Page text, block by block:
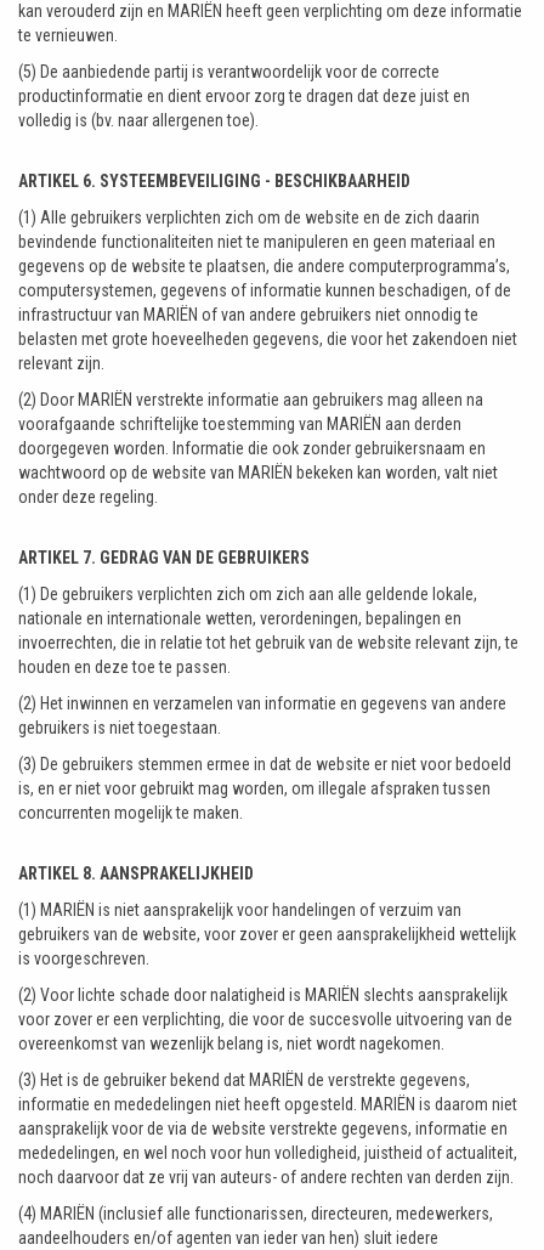
kan verouderd zijn en MARIËN heeft geen verplichting om deze informatie
te vernieuwen.
(5) De aanbiedende partij is verantwoordelijk voor de correcte
productinformatie en dient ervoor zorg te dragen dat deze juist en
volledig is (bv. naar allergenen toe).
ARTIKEL 6. SYSTEEMBEVEILIGING - BESCHIKBAARHEID
(1) Alle gebruikers verplichten zich om de website en de zich daarin
bevindende functionaliteiten niet te manipuleren en geen materiaal en
gegevens op de website te plaatsen, die andere computerprogramma’s,
computersystemen, gegevens of informatie kunnen beschadigen, of de
infrastructuur van MARIËN of van andere gebruikers niet onnodig te
belasten met grote hoeveelheden gegevens, die voor het zakendoen niet
relevant zijn.
(2) Door MARIËN verstrekte informatie aan gebruikers mag alleen na
voorafgaande schriftelijke toestemming van MARIËN aan derden
doorgegeven worden. Informatie die ook zonder gebruikersnaam en
wachtwoord op de website van MARIËN bekeken kan worden, valt niet
onder deze regeling.
ARTIKEL 7. GEDRAG VAN DE GEBRUIKERS
(1) De gebruikers verplichten zich om zich aan alle geldende lokale,
nationale en internationale wetten, verordeningen, bepalingen en
invoerrechten, die in relatie tot het gebruik van de website relevant zijn, te
houden en deze toe te passen.
(2) Het inwinnen en verzamelen van informatie en gegevens van andere
gebruikers is niet toegestaan.
(3) De gebruikers stemmen ermee in dat de website er niet voor bedoeld
is, en er niet voor gebruikt mag worden, om illegale afspraken tussen
concurrenten mogelijk te maken.
ARTIKEL 8. AANSPRAKELIJKHEID
(1) MARIËN is niet aansprakelijk voor handelingen of verzuim van
gebruikers van de website, voor zover er geen aansprakelijkheid wettelijk
is voorgeschreven.
(2) Voor lichte schade door nalatigheid is MARIËN slechts aansprakelijk
voor zover er een verplichting, die voor de succesvolle uitvoering van de
overeenkomst van wezenlijk belang is, niet wordt nagekomen.
(3) Het is de gebruiker bekend dat MARIËN de verstrekte gegevens,
informatie en mededelingen niet heeft opgesteld. MARIËN is daarom niet
aansprakelijk voor de via de website verstrekte gegevens, informatie en
mededelingen, en wel noch voor hun volledigheid, juistheid of actualiteit,
noch daarvoor dat ze vrij van auteurs- of andere rechten van derden zijn.
(4) MARIËN (inclusief alle functionarissen, directeuren, medewerkers,
aandeelhouders en/of agenten van ieder van hen) sluit iedere